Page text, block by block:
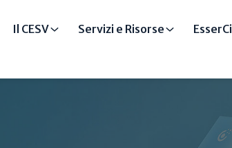
Il CESV Servizi e Risorse EsserCi